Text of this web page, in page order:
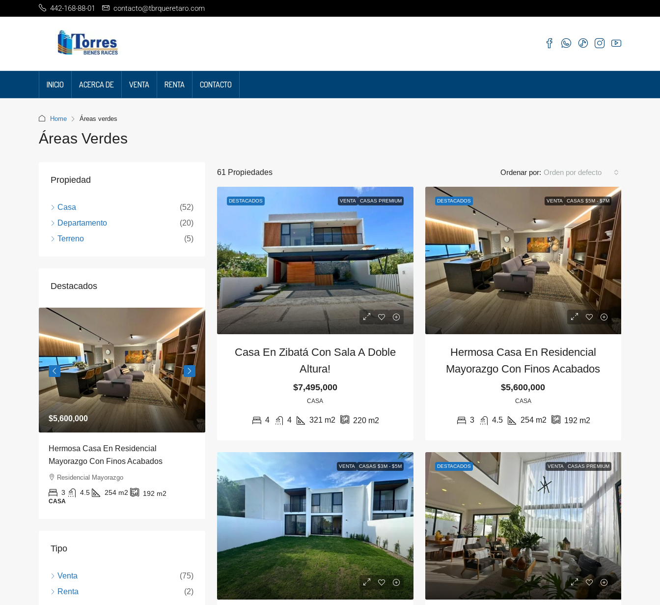
442-168-88-01 contacto@tbrqueretaro.com
INICIO ACERCA DE VENTA RENTA CONTACTO
Home Áreas verdes
Áreas Verdes
61 Propiedades Ordenar por: Orden por defecto
DESTACADOS VENTA CASAS PREMIUM
Casa En Zibatá Con Sala A Doble
Altura!
$7,495,000
CASA
4 4 321 m2 220m2
DESTACADOS VENTA CASAS $5M - $7M
Hermosa Casa En Residencial
Mayorazgo Con Finos Acabados
$5,600,000
CASA
3 4.5 254 m2 192 m2
VENTA CASAS $3M - $5M DESTACADOS VENTA CASAS PREMIUM
Propiedad
Casa
(52)
Departamento
(20)
Terreno
(5)
Destacados
$5,600,000
Hermosa Casa En Residencial
Mayorazgo Con Finos Acabados
Residencial Mayorazgo
3 4.5 254 m2 192 m2
CASA
$7,590,000
Recámaras Muy Amplias | Frente A
Parque Jamadi
Zibata
4 m2 300 m2
CASA
Amplio En Zibatá Querétaro | 300m2
Zibata
4 300 m2
CASA
$25,000,000
Recámaras En Planta Baja |
El Campanario
3 4.2 685 m2
CASA
Tipo
Venta
(75)
Renta
(2)